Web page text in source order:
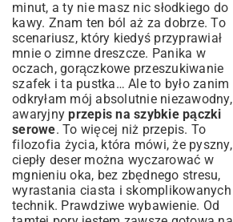
minut, a ty nie masz nic słodkiego do
kawy. Znam ten ból aż za dobrze. To
scenariusz, który kiedyś przyprawiał
mnie o zimne dreszcze. Panika w
oczach, gorączkowe przeszukiwanie
szafek i ta pustka… Ale to było zanim
odkryłam mój absolutnie niezawodny,
awaryjnyprzepis na szybkie pączki
serowe. To więcej niż przepis. To
filozofia życia, która mówi, że pyszny,
ciepły deser można wyczarować w
mgnieniu oka, bez zbędnego stresu,
wyrastania ciasta i skomplikowanych
technik. Prawdziwe wybawienie. Od